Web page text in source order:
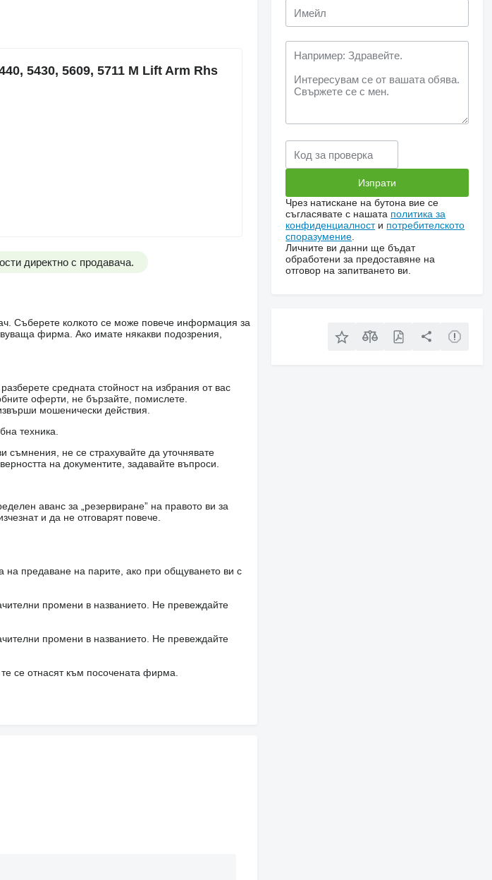
5430, 5609, 5711 M Lift Arm Rhs
директно с продавача.
Съберете колкото се може повече информация за
фирма. Ако имате някакви подозрения,
средната стойност на избрания от вас
оферти, не бързайте, помислете.
мошенически действия.
техника.
съмнения, не се страхувайте да уточнявате
на документите, задавайте въпроси.
аванс за „резервиране” на правото ви за
и да не отговарят повече.
предаване на парите, ако при общуването ви с
промени в названието. Не превеждайте
промени в названието. Не превеждайте
се отнасят към посочената фирма.
Чрез натискане на бутона вие се
съгласявате с нашата политика за
конфиденциалности потребителското
споразумение
Личните ви данни ще бъдат
обработени за предоставяне на
отговор на запитването ви.